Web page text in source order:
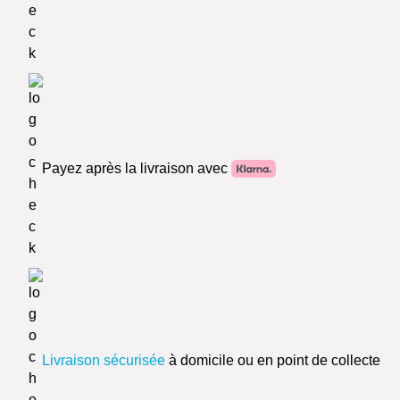
Payez après la livraison avec
Livraison sécurisée à domicile ou en point de collecte